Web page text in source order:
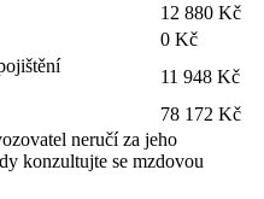
12 880 Kč
0 Kč
11 948 Kč
78 172 Kč
neručí za jeho
konzultujte se mzdovou